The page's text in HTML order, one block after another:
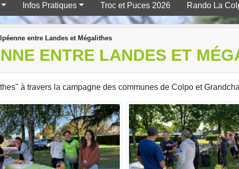
Infos Pratiques Troc et Puces 2026 Rando La
entre Landes et Mégalithes
ENTRE LANDES ET
à travers la campagne des communes de Colpo et